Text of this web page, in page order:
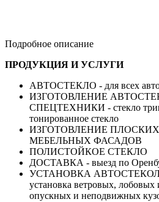
Подробное описание
ПРОДУКЦИЯ И УСЛУГИ
АВТОСТЕКЛО - для всех
ИЗГОТОВЛЕНИЕ
СПЕЦТЕХНИКИ - стекло
тонированное стекло
ИЗГОТОВЛЕНИЕ
МЕБЕЛЬНЫХ ФАСАДОВ
ПОЛИСТОЙКОЕ СТЕКЛО
ДОСТАВКА - выезд по
УСТАНОВКА АВТОСТЕКОЛ -
установка ветровых, лобовых
опускных и неподвижных